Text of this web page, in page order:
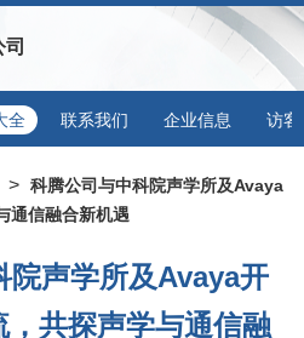
全 联系我们 企业信息 访客
> 科腾公司与中科院声学所及Avaya
通信融合新机遇
院声学所及Avaya开
，共探声学与通信融